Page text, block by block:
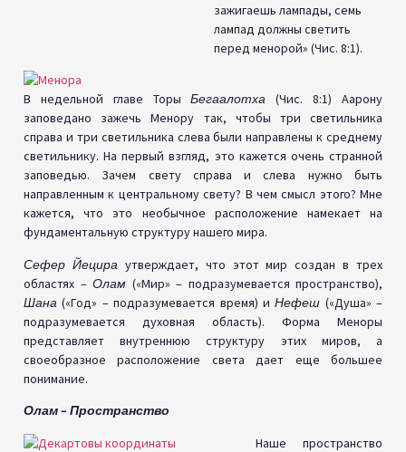
зажигаешь лампады, семь
лампад должны светить
перед менорой» (Чис. 8:1).
В недельной главе ТорыБегаалотха (Чис. 8:1) Аарону
заповедано зажечь Менору так, чтобы три светильника
справа и три светильника слева были направлены к среднему
светильнику. На первый взгляд, это кажется очень странной
заповедью. Зачем свету справа и слева нужно быть
направленным к центральному свету? В чем смысл этого? Мне
кажется, что это необычное расположение намекает на
фундаментальную структуру нашего мира.
Сефер Йецираутверждает, что этот мир создан в трех
областях – Олам («Мир» – подразумевается пространство),
Шана («Год» – подразумевается время) иНефеш («Душа» –
подразумевается духовная область). Форма Меноры
представляет внутреннюю структуру этих миров, а
своеобразное расположение света дает еще большее
понимание.
Олам – Пространство
Наше пространство